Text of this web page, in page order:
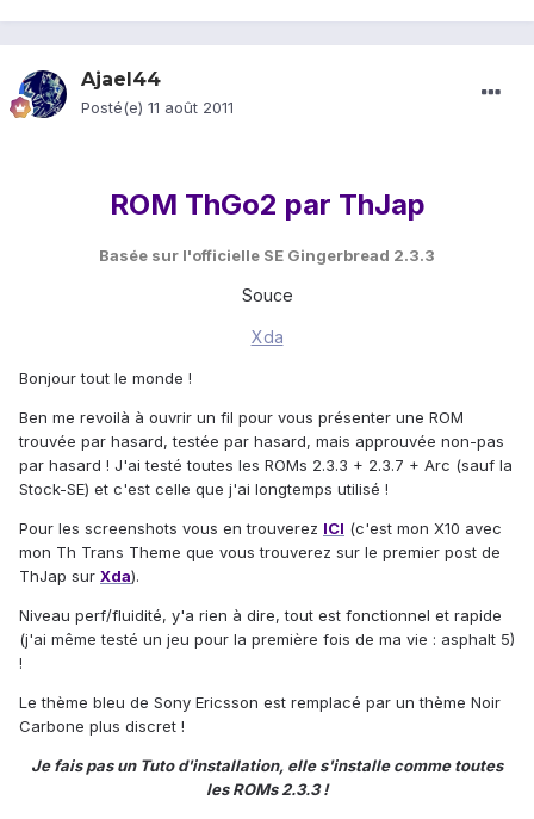
Ajael44
Posté(e) 11 août 2011
ROM ThGo2 par ThJap
Basée sur l'officielle SE Gingerbread 2.3.3
Souce
Xda
Bonjour tout le monde !
Ben me revoilà à ouvrir un fil pour vous présenter une ROM
trouvée par hasard, testée par hasard, mais approuvée non-pas
par hasard ! J'ai testé toutes les ROMs 2.3.3 + 2.3.7 + Arc (sauf la
Stock-SE) et c'est celle que j'ai longtemps utilisé !
Pour les screenshots vous en trouverez ICI (c'est mon X10 avec
mon Th Trans Theme que vous trouverez sur le premier post de
ThJap sur Xda).
Niveau perf/fluidité, y'a rien à dire, tout est fonctionnel et rapide
(j'ai même testé un jeu pour la première fois de ma vie : asphalt 5)
!
Le thème bleu de Sony Ericsson est remplacé par un thème Noir
Carbone plus discret !
Je fais pas un Tuto d'installation, elle s'installe comme toutes
les ROMs 2.3.3 !